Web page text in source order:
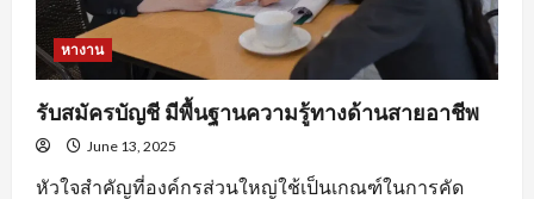
หางาน
รับสมัครบัญชี มีพื้นฐานความรู้ทางด้านสายอาชีพ
June 13, 2025
หัวใจสำคัญที่องค์กรส่วนใหญ่ใช้เป็นเกณฑ์ในการคัด